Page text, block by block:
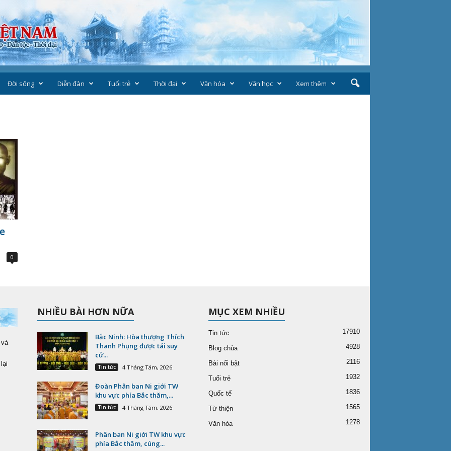
Đời sống Diễn đàn Tuổi trẻ Thời đại Văn hóa Văn học Xem thêm
0
NHIỀU BÀI HƠN NỮA
Bắc Ninh: Hòa thượng Thích
Thanh Phụng được tái suy
cử...
Tin tức 4 Tháng Tám, 2026
Đoàn Phân ban Ni giới TW
khu vực phía Bắc thăm,...
Tin tức 4 Tháng Tám, 2026
Phân ban Ni giới TW khu vực
phía Bắc thăm, cúng...
MỤC XEM NHIỀU
Tin tức 17910
Blog chùa 4928
Bài nổi bật 2116
Tuổi trẻ 1932
Quốc tế 1836
Từ thiện 1565
Văn hóa 1278